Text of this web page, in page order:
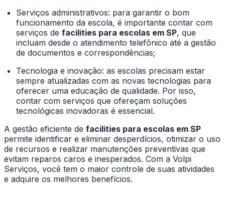
Serviços administrativos: para garantir o bom
funcionamento da escola, é importante contar com
serviços de facilities para escolas em SP, que
incluam desde o atendimento telefônico até a gestão
de documentos e correspondências;
Tecnologia e inovação: as escolas precisam estar
sempre atualizadas com as novas tecnologias para
oferecer uma educação de qualidade. Por isso,
contar com serviços que ofereçam soluções
tecnológicas inovadoras é essencial.
A gestão eficiente de facilities para escolas em SP
permite identificar e eliminar desperdícios, otimizar o uso
de recursos e realizar manutenções preventivas que
evitam reparos caros e inesperados. Com a Volpi
Serviços, você tem o maior controle de suas atividades
e adquire os melhores benefícios.